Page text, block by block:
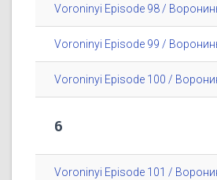
Voroninyi Episode 98 /
Voroninyi Episode 99 /
Voroninyi Episode 100 /
6
Voroninyi Episode 101 /